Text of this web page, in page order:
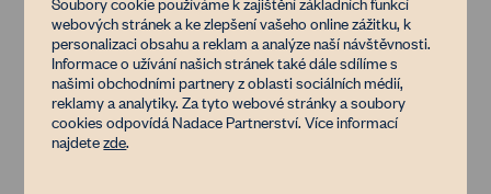
ornice, vrchní úrodná vrstva půdy, která se
vytváří stovky let. Bez ornice není sklizeň.
NEO- erozně neohrožená půda
webových stránek a ke zlepšení vašeho online zážitku, k
personalizaci obsahu a reklam a analýze naší návštěvnosti.
Informace o užívání našich stránek také dále sdílíme s
našimi obchodními partnery z oblasti sociálních médií,
reklamy a analytiky. Za tyto webové stránky a soubory
cookies odpovídá Nadace Partnerství. Více informací
najdetezde.